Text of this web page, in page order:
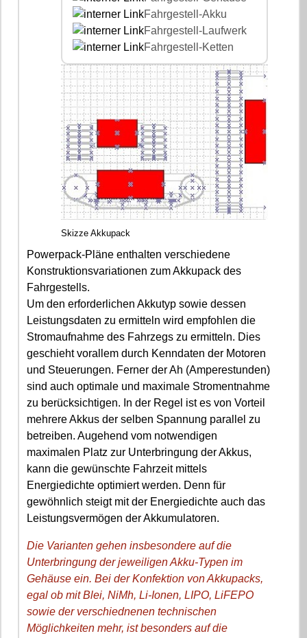
Fahrgestell-Akku
Fahrgestell-Laufwerk
Fahrgestell-Ketten
Skizze Akkupack
Powerpack-Pläne enthalten verschiedene
Konstruktionsvariationen zum Akkupack des
Fahrgestells.
Um den erforderlichen Akkutyp sowie dessen
Leistungsdaten zu ermitteln wird empfohlen die
Stromaufnahme des Fahrzegs zu ermitteln. Dies
geschieht vorallem durch Kenndaten der Motoren
und Steuerungen. Ferner der Ah (Amperestunden)
sind auch optimale und maximale Stromentnahme
zu berücksichtigen. In der Regel ist es von Vorteil
mehrere Akkus der selben Spannung parallel zu
betreiben. Augehend vom notwendigen
maximalen Platz zur Unterbringung der Akkus,
kann die gewünschte Fahrzeit mittels
Energiedichte optimiert werden. Denn für
gewöhnlich steigt mit der Energiedichte auch das
Leistungsvermögen der Akkumulatoren.
Die Varianten gehen insbesondere auf die
Unterbringung der jeweiligen Akku-Typen im
Gehäuse ein. Bei der Konfektion von Akkupacks,
egal ob mit Blei, NiMh, Li-Ionen, LIPO, LiFEPO
sowie der verschiednenen technischen
Möglichkeiten mehr, ist besonders auf die